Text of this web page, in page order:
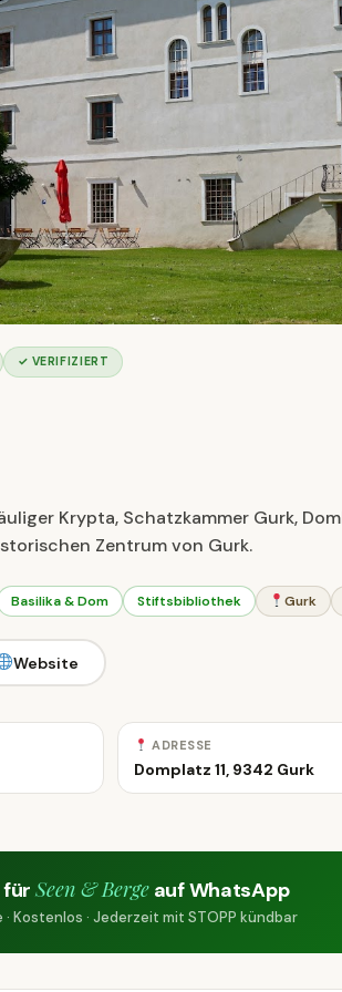
✓ VERIFIZIERT
Krypta, Schatzkammer Gurk,
Zentrum von Gurk.
Basilika & Dom Stiftsbibliothek Gurk
Website
ADRESSE
Domplatz 11, 9342 Gurk
für Seen & Bergeauf WhatsApp
Kostenlos · Jederzeit mit STOPP kündbar